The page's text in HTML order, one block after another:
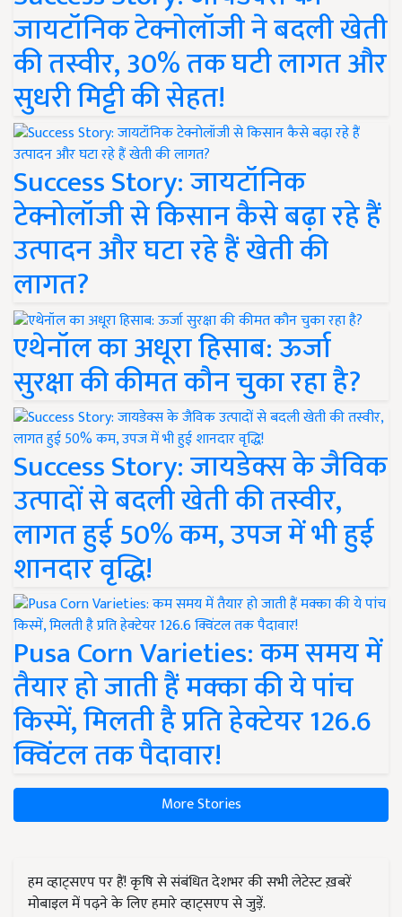
जायटॉनिक टेक्नोलॉजी ने बदली खेती
की तस्वीर, 30% तक घटी लागत और
सुधरी मिट्टी की सेहत!
Success Story: जायटॉनिक
टेक्नोलॉजी से किसान कैसे बढ़ा रहे हैं
उत्पादन और घटा रहे हैं खेती की
लागत?
एथेनॉल का अधूरा हिसाब: ऊर्जा
सुरक्षा की कीमत कौन चुका रहा है?
Success Story: जायडेक्स के जैविक
उत्पादों से बदली खेती की तस्वीर,
लागत हुई 50% कम, उपज में भी हुई
शानदार वृद्धि!
Pusa Corn Varieties: कम समय में
तैयार हो जाती हैं मक्का की ये पांच
किस्में, मिलती है प्रति हेक्टेयर 126.6
क्विंटल तक पैदावार!
More Stories
हम व्हाट्सएप पर हैं! कृषि से संबंधित देशभर की सभी लेटेस्ट ख़बरें
मोबाइल में पढ़ने के लिए हमारे व्हाट्सएप से जुड़ें.